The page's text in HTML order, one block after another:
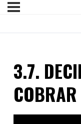
3.7.